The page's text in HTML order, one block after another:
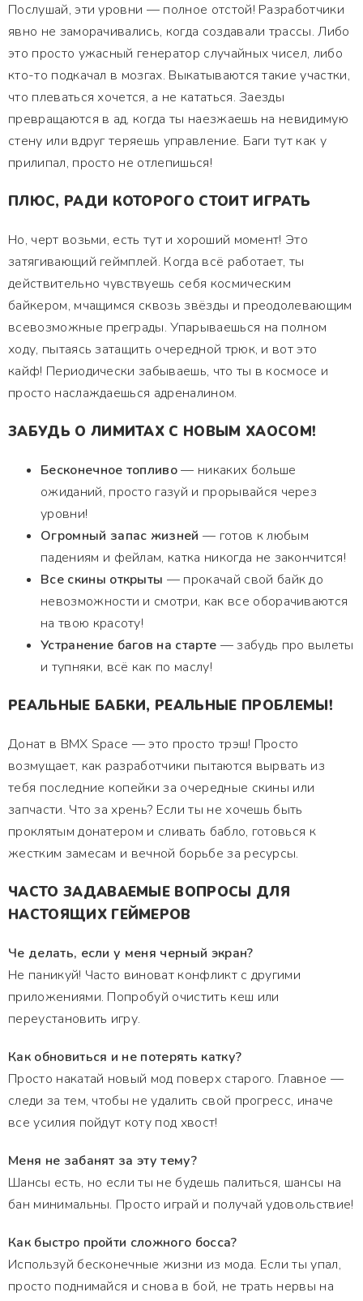
Послушай, эти уровни — полное отстой! Разработчики
явно не заморачивались, когда создавали трассы. Либо
это просто ужасный генератор случайных чисел, либо
кто-то подкачал в мозгах. Выкатываются такие участки,
что плеваться хочется, а не кататься. Заезды
превращаются в ад, когда ты наезжаешь на невидимую
стену или вдруг теряешь управление. Баги тут как у
прилипал, просто не отлепишься!
ПЛЮС, РАДИ КОТОРОГО СТОИТ ИГРАТЬ
Но, черт возьми, есть тут и хороший момент! Это
затягивающий геймплей. Когда всё работает, ты
действительно чувствуешь себя космическим
байкером, мчащимся сквозь звёзды и преодолевающим
всевозможные преграды. Упарываешься на полном
ходу, пытаясь затащить очередной трюк, и вот это
кайф! Периодически забываешь, что ты в космосе и
просто наслаждаешься адреналином.
ЗАБУДЬ О ЛИМИТАХ С НОВЫМ ХАОСОМ!
Бесконечное топливо— никаких больше
ожиданий, просто газуй и прорывайся через
уровни!
Огромный запас жизней — готов к любым
падениям и фейлам, катка никогда не закончится!
Все скины открыты — прокачай свой байк до
невозможности и смотри, как все оборачиваются
на твою красоту!
Устранение багов на старте — забудь про вылеты
и тупняки, всё как по маслу!
РЕАЛЬНЫЕ БАБКИ, РЕАЛЬНЫЕ ПРОБЛЕМЫ!
Донат в BMX Space — это просто трэш! Просто
возмущает, как разработчики пытаются вырвать из
тебя последние копейки за очередные скины или
запчасти. Что за хрень? Если ты не хочешь быть
проклятым донатером и сливать бабло, готовься к
жестким замесам и вечной борьбе за ресурсы.
ЧАСТО ЗАДАВАЕМЫЕ ВОПРОСЫ ДЛЯ
НАСТОЯЩИХ ГЕЙМЕРОВ
Че делать, если у меня черный экран?
Не паникуй! Часто виноват конфликт с другими
приложениями. Попробуй очистить кеш или
переустановить игру.
Как обновиться и не потерять катку?
Просто накатай новый мод поверх старого. Главное —
следи за тем, чтобы не удалить свой прогресс, иначе
все усилия пойдут коту под хвост!
Меня не забанят за эту тему?
Шансы есть, но если ты не будешь палиться, шансы на
бан минимальны. Просто играй и получай удовольствие!
Как быстро пройти сложного босса?
Используй бесконечные жизни из мода. Если ты упал,
просто поднимайся и снова в бой, не трать нервы на